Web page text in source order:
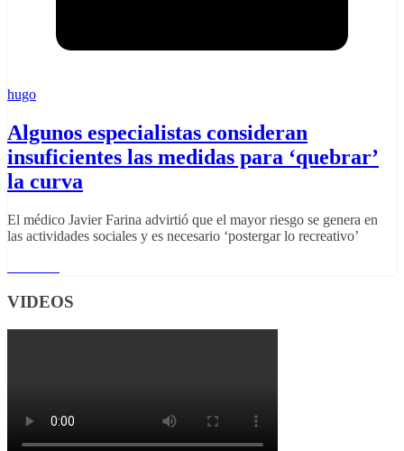
hugo
Algunos especialistas consideran
insuficientes las medidas para ‘quebrar’
la curva
El médico Javier Farina advirtió que el mayor riesgo se genera en
las actividades sociales y es necesario ‘postergar lo recreativo’
VIDEOS